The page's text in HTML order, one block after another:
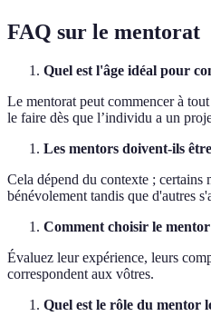
FAQ sur le mentorat
Quel est l'âge idéal pour
Le mentorat peut commencer à
le faire dès que l’individu a un
Les mentors doivent-ils
Cela dépend du contexte ; certains
bénévolement tandis que d'autres
Comment choisir le
Évaluez leur expérience, leurs
correspondent aux vôtres.
Quel est le rôle du mentor